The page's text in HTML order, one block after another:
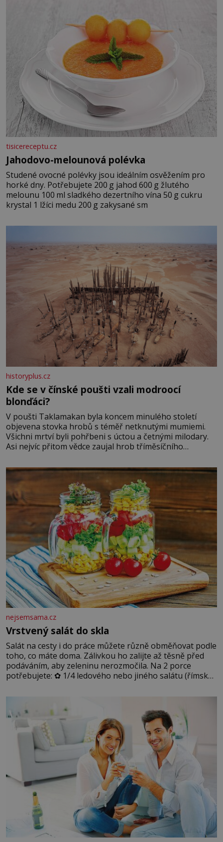
tisicereceptu.cz
Jahodovo-melounová polévka
Studené ovocné polévky jsou ideálním osvěžením pro
horké dny. Potřebujete 200 g jahod 600 g žlutého
melounu 100 ml sladkého dezertního vína 50 g cukru
krystal 1 lžíci medu 200 g zakysané sm
historyplus.cz
Kde se v čínské poušti vzali modroocí
blonďáci?
V poušti Taklamakan byla koncem minulého století
objevena stovka hrobů s téměř netknutými mumiemi.
Všichni mrtví byli pohřbeni s úctou a četnými milodary.
Asi nejvíc přitom vědce zaujal hrob tříměsíčního
blonďaté vlásky. Fakt, že jsou těla dávných lidí nesmírně
dobře zachovalá, přičítají odborníci zdejším klimatickým
podmínkám. Sucho, prosolené písky a extrémně
nejsemsama.cz
Vrstvený salát do skla
Salát na cesty i do práce můžete různě obměňovat podle
toho, co máte doma. Zálivkou ho zalijte až těsně před
podáváním, aby zeleninu nerozmočila. Na 2 porce
potřebujete: ✿ 1/4 ledového nebo jiného salátu (římský
okurky ✿ 2 rajčata Zálivka: ✿ 4 lžíce olivového oleje ✿ 1
lžíci citronové šťávy ✿ ½ stroužku